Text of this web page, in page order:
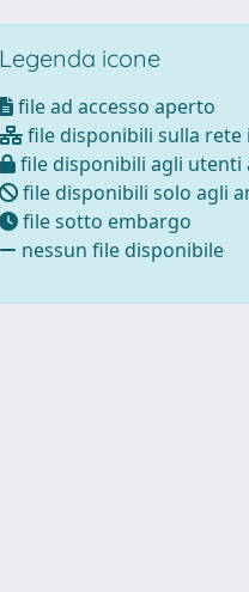
Legenda icone
file ad accesso aperto
file disponibili sulla rete
file disponibili agli utenti
file disponibili solo agli
file sotto embargo
nessun file disponibile